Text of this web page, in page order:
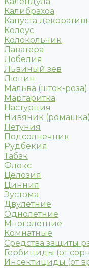
Калибрахоа
Капуста
Колеус
Колокольчик
Лаватера
Лобелия
Львиный зев
Люпин
Мальва (шток-роза)
Маргаритка
Настурция
Нивяник (ромашка)
Петуния
Подсолнечник
Рудбекия
Табак
Флокс
Целозия
Цинния
Эустома
Двулетние
Однолетние
Многолетние
Комнатные
Средства защиты
Гербициды (от
Инсектициды (от